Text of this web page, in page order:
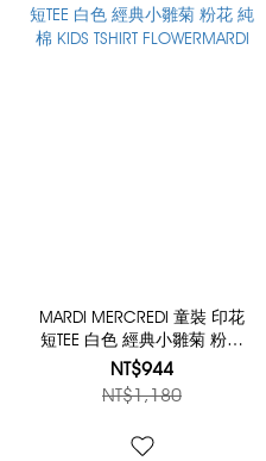
MARDI MERCREDI 童裝 印花
短TEE 白色 經典小雛菊 粉花
純棉 KIDS TSHIRT
FLOWERMARDI
NT$944
NT$1,180